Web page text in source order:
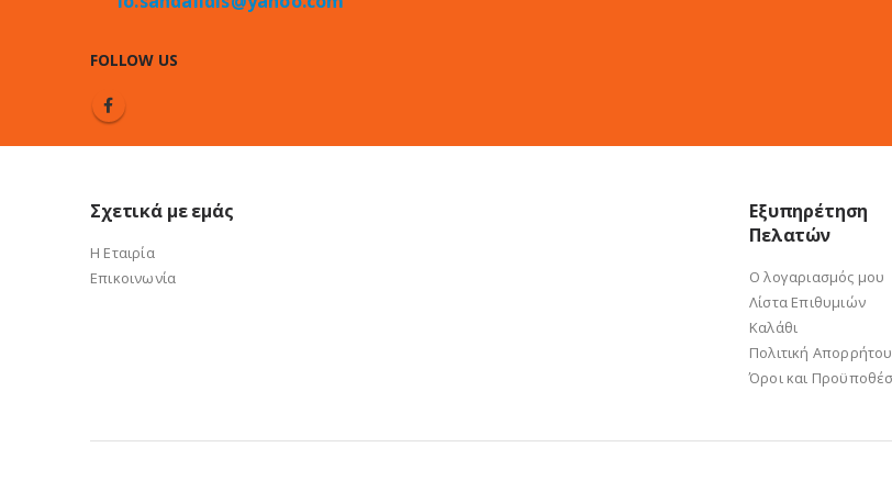
FOLLOW US
Σχετικά με εμάς
Η Εταιρία
Επικοινωνία
Εξυπηρέτηση
Πελατών
Ο λογαριασμός μου
Λίστα Επιθυμιών
Καλάθι
Πολιτική Απορρήτου
Όροι και